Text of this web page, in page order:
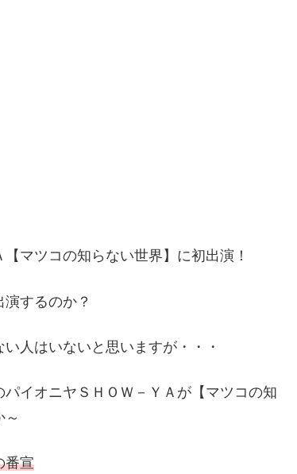
マツコの知らない世界】に初出演！
するのか？
人はいないと思いますが・・・
イオニヤＳＨＯＷ－ＹＡが【マツコの知
番宣